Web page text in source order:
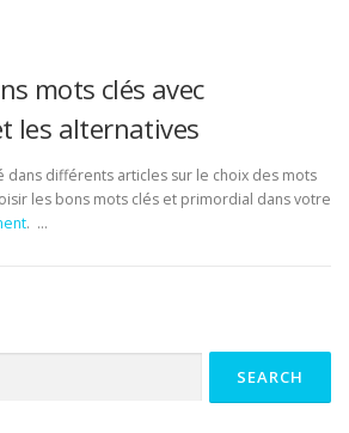
mots clés avec
les alternatives
dans différents articles sur le choix des mots
les bons mots clés et primordial dans votre
. …